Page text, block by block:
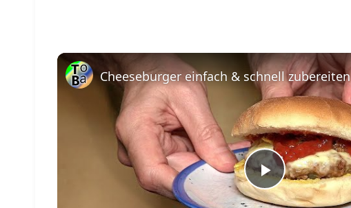
Play
Cheeseburger einfach & schnell zubereiten